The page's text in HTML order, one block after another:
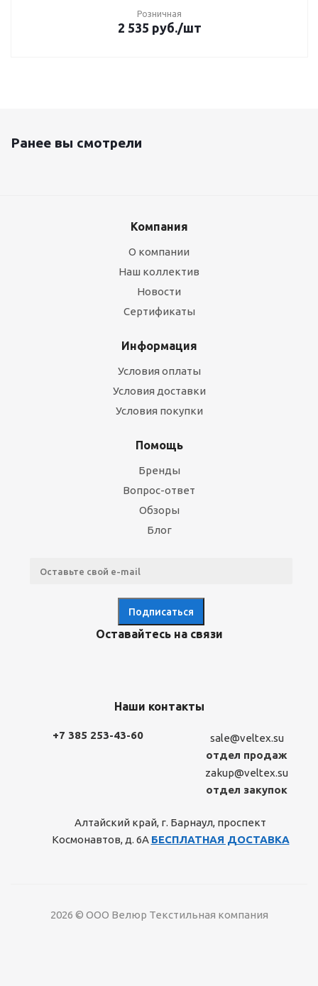
Розничная
2 535 руб./шт
Ранее вы смотрели
Компания
О компании
Наш коллектив
Новости
Сертификаты
Информация
Условия оплаты
Условия доставки
Условия покупки
Помощь
Бренды
Вопрос-ответ
Обзоры
Блог
Оставайтесь на связи
Наши контакты
+7 385 253-43-60
sale@veltex.su
отдел продаж
zakup@veltex.su
отдел закупок
Алтайский край, г. Барнаул, проспект
Космонавтов, д. 6А БЕСПЛАТНАЯ ДОСТАВКА
2026 © ООО Велюр Текстильная компания